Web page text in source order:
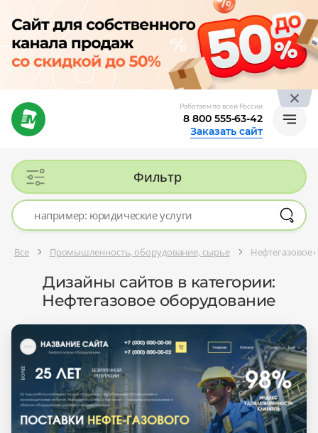
Работаем по всей России
8 800 555-63-42
Заказать сайт
Фильтр
Все Промышленность, оборудование, сырье Нефтегазовое
Дизайны сайтов в категории:
Нефтегазовое оборудование